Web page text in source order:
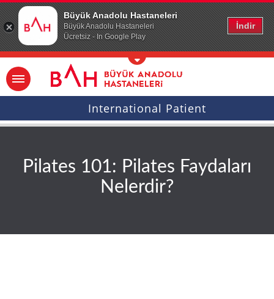
Büyük Anadolu Hastaneleri
Büyük Anadolu Hastaneleri
Ücretsiz - In Google Play
İndir
Ana icerige atla
International Patient
Pilates 101: Pilates Faydaları
Nelerdir?